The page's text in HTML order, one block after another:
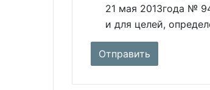
21 мая 2013года №
и для целей,